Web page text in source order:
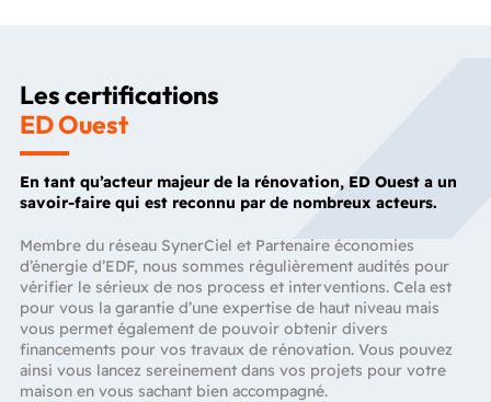
En tant qu’acteur majeur de la rénovation, ED Ouest a un
savoir-faire qui est reconnu par de nombreux acteurs.
Membre du réseau SynerCiel et Partenaire économies
d’énergie d’EDF, nous sommes régulièrement audités pour
vérifier le sérieux de nos process et interventions. Cela est
pour vous la garantie d’une expertise de haut niveau mais
vous permet également de pouvoir obtenir divers
financements pour vos travaux de rénovation. Vous pouvez
ainsi vous lancez sereinement dans vos projets pour votre
maison en vous sachant bien accompagné.
Les certifications
ED Ouest